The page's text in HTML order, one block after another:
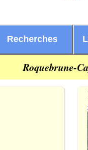
Recherches
Roquebrune-